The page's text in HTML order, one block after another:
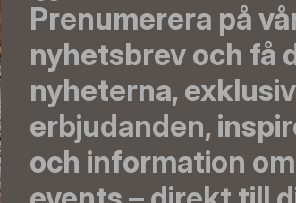
Prenumerera på
nyhetsbrev och få
nyheterna,
erbjudanden,
och information